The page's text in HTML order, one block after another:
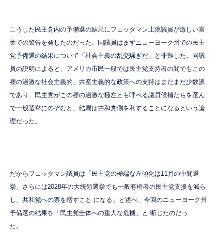
こうした民主党内の予備選の結果にフェッタマン上院議員が激しい言
葉での警告を発したのだった。同議員はまずニューヨーク州での民主
党予備選の結果について「社会主義の乱交騒ぎだ」と非難した。同議
員の説明によると、アメリカ市民一般では民主党支持者の間でもこの
種の過激な社会主義的、共産主義的な政策への支持はまだまだ少数派
であり、民主党がこの種の過激な極左とも呼べる議員候補たちを選ん
で一般選挙にのぞむと、結局は共和党側を利することになるという論
理だった。
だからフェッタマン議員は「民主党の極端な左傾化は11月の中間選
挙、さらには2028年の大統領選挙でも一般有権者の民主党支援を減ら
し、共和党への票を増すこと になる」と述べ、今回のニューヨーク州
予備選の結果を「民主党全体への重大な危機」と 断じたのだっ
た。